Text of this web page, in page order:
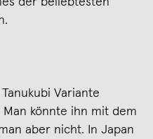
Variante
könnte ihn mit dem
aber nicht. In Japan